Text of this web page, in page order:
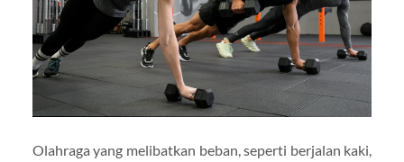
Olahraga yang melibatkan beban, seperti berjalan kaki,